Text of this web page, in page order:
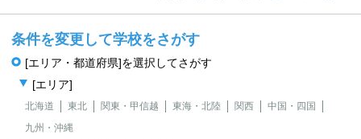
条件を変更して学校をさがす
[エリア・都道府県]を選択してさがす
[エリア]
北海道 東北 関東・甲信越 東海・北陸 関西
中国・四国
九州・沖縄